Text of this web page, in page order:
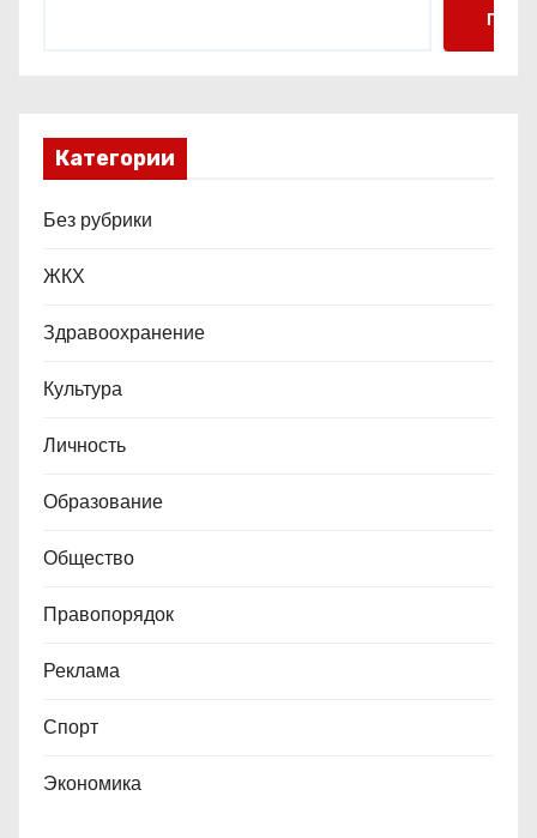
Поиск
Категории
Без рубрики
ЖКХ
Здравоохранение
Культура
Личность
Образование
Общество
Правопорядок
Реклама
Спорт
Экономика